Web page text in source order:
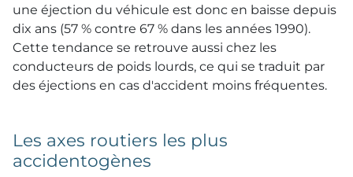
une éjection du véhicule est donc en baisse depuis
dix ans (57 % contre 67 % dans les années 1990).
Cette tendance se retrouve aussi chez les
conducteurs de poids lourds, ce qui se traduit par
des éjections en cas d'accident moins fréquentes.
Les axes routiers les plus
accidentogènes